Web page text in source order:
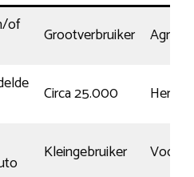
of
Grootverbruiker
Circa 25.000
Kleingebruiker